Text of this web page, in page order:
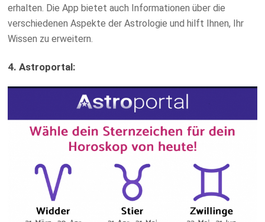
erhalten. Die App bietet auch Informationen über die
verschiedenen Aspekte der Astrologie und hilft Ihnen, Ihr
Wissen zu erweitern.
4. Astroportal: